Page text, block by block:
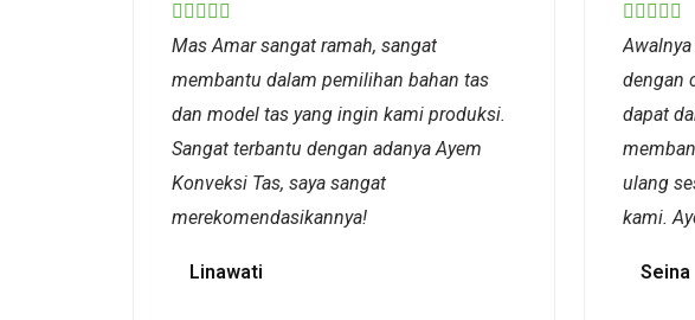
    
5
out
of
5
Mas Amar sangat ramah, sangat
membantu dalam pemilihan bahan tas
dan model tas yang ingin kami produksi.
Sangat terbantu dengan adanya Ayem
Konveksi Tas, saya sangat
merekomendasikannya!
Linawati
    
5
5
dengan
dapat
ulang
kami.
Seina